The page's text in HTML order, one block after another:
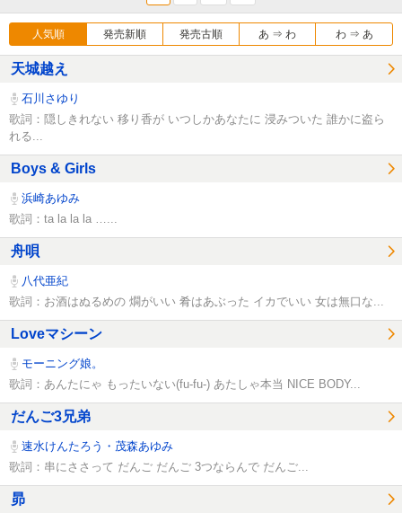
人気順 発売新順 発売古順 あ ⇒ わ わ ⇒ あ
天城越え
石川さゆり
歌詞：隠しきれない 移り香が いつしかあなたに 浸みついた 誰かに盗ら
れる...
Boys & Girls
浜崎あゆみ
歌詞：ta la la la …...
舟唄
八代亜紀
歌詞：お酒はぬるめの 燗がいい 肴はあぶった イカでいい 女は無口な...
Loveマシーン
モーニング娘。
歌詞：あんたにゃ もったいない(fu-fu-) あたしゃ本当 NICE BODY...
だんご3兄弟
速水けんたろう・茂森あゆみ
歌詞：串にささって だんご だんご 3つならんで だんご...
昴